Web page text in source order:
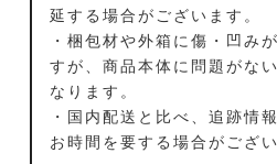
延する場合がございます。
・梱包材や外箱に傷・凹み
すが、商品本体に問題がな
なります。
・国内配送と比べ、追跡情
お時間を要する場合がござい